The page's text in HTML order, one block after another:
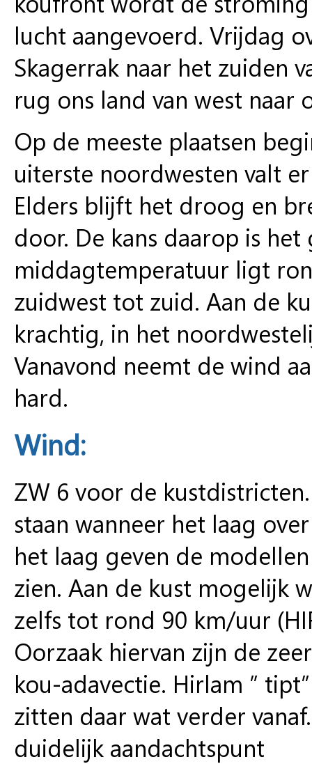
lucht aangevoerd. Vrijdag
Skagerrak naar het zuiden
rug ons land van west naar
Op de meeste plaatsen
uiterste noordwesten valt
Elders blijft het droog en
door. De kans daarop is
middagtemperatuur ligt
zuidwest tot zuid. Aan de
krachtig, in het
Vanavond neemt de wind
hard.
Wind:
ZW 6 voor de
staan wanneer het laag
het laag geven de
zien. Aan de kust mogelijk
zelfs tot rond 90 km/uur
Oorzaak hiervan zijn de
kou-adavectie. Hirlam ”
zitten daar wat verder
duidelijk aandachtspunt